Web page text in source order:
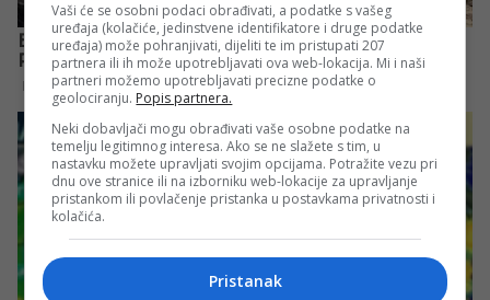
Vaši će se osobni podaci obrađivati, a podatke s vašeg
uređaja (kolačiće, jedinstvene identifikatore i druge podatke
uređaja) može pohranjivati, dijeliti te im pristupati 207
partnera ili ih može upotrebljavati ova web-lokacija. Mi i naši
partneri možemo upotrebljavati precizne podatke o
geolociranju. Popis partnera.
Neki dobavljači mogu obrađivati vaše osobne podatke na
temelju legitimnog interesa. Ako se ne slažete s tim, u
nastavku možete upravljati svojim opcijama. Potražite vezu pri
dnu ove stranice ili na izborniku web-lokacije za upravljanje
pristankom ili povlačenje pristanka u postavkama privatnosti i
kolačića.
Pristanak